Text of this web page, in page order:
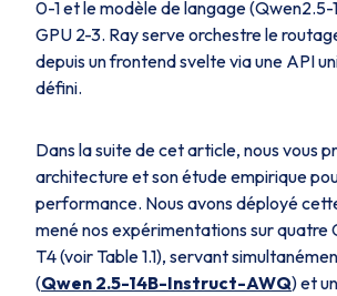
0-1 et le modèle de langage (Qwen2.5-
GPU 2-3. Ray serve orchestre le
depuis un frontend svelte via une API
défini.
Dans la suite de cet article, nous vous
architecture et son étude empirique
performance. Nous avons déployé
mené nos expérimentations sur quatre
T4 (voir Table 1.1), servant
(Qwen 2.5-14B-Instruct-AWQ) et